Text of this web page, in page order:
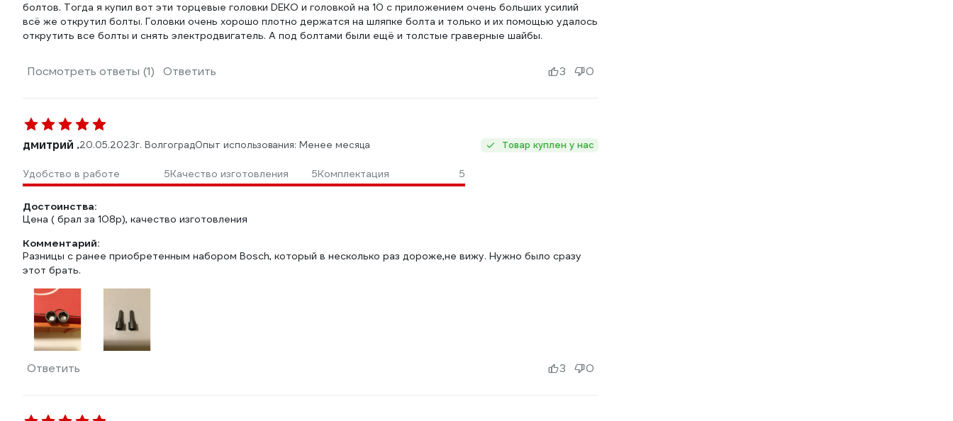
болтов. Тогда я купил вот эти торцевые головки DEKO и головкой на 10 с приложением очень больших усилий
всё же открутил болты. Головки очень хорошо плотно держатся на шляпке болта и только и их помощью удалось
открутить все болты и снять электродвигатель. А под болтами были ещё и толстые граверные шайбы.
Посмотреть ответы (1) Ответить 3 0
дмитрий .20.05.2023г. ВолгоградОпыт использования: Менее месяца Товар куплен у нас
Удобство в работе 5Качество изготовления 5Комплектация 5
Достоинства:
Цена ( брал за 108р), качество изготовления
Комментарий:
Разницы с ранее приобретенным набором Bosch, который в несколько раз дороже,не вижу. Нужно было сразу
этот брать.
Ответить 3 0